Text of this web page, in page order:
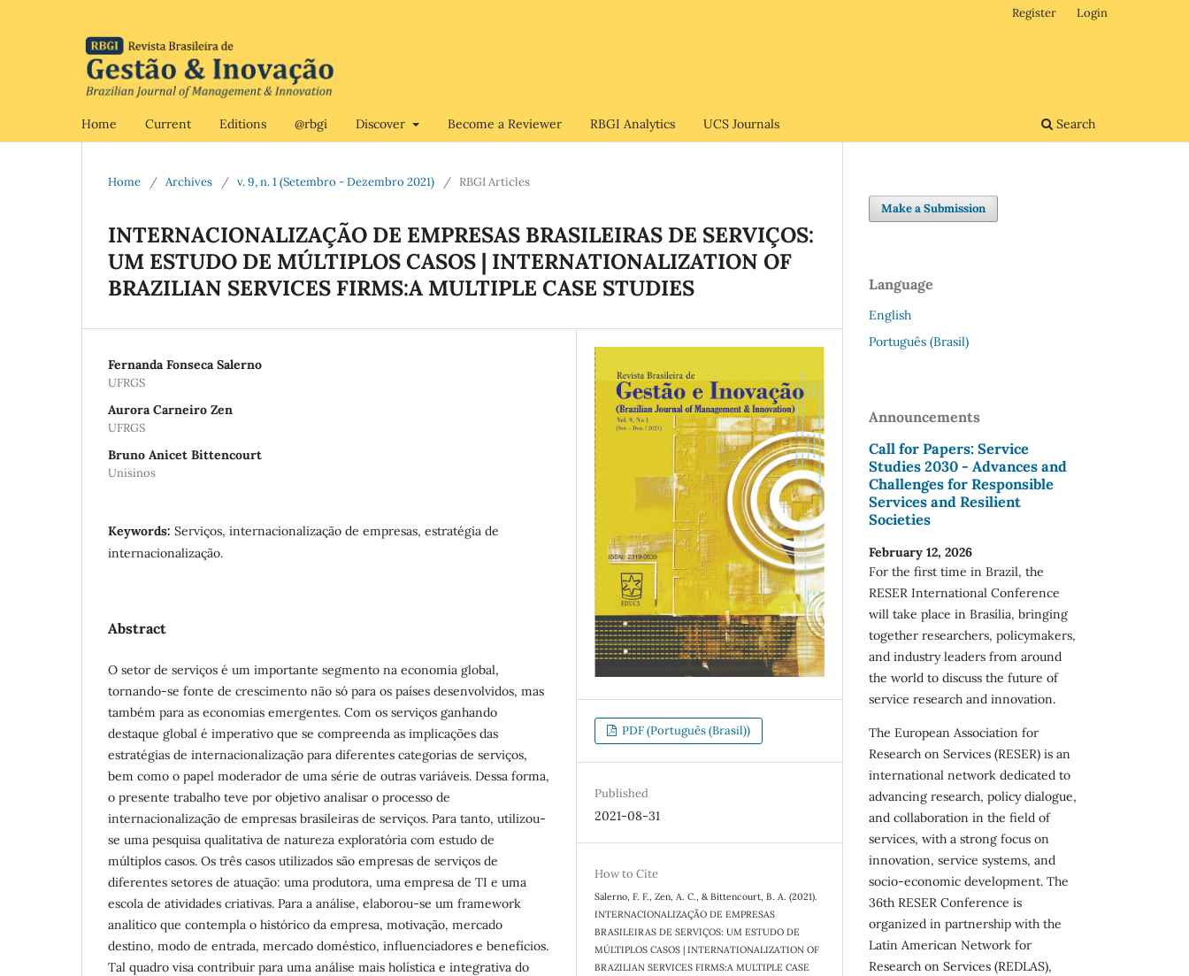
Home Current Editions @rbgi Discover Become a Reviewer RBGI Analytics UCS Journals Search
Register Login
Home / Archives / v. 9, n. 1 (Setembro - Dezembro 2021) / RBGI Articles
INTERNACIONALIZAÇÃO DE EMPRESAS BRASILEIRAS DE SERVIÇOS:
UM ESTUDO DE MÚLTIPLOS CASOS | INTERNATIONALIZATION OF
BRAZILIAN SERVICES FIRMS:A MULTIPLE CASE STUDIES
Fernanda Fonseca Salerno
UFRGS
Aurora Carneiro Zen
UFRGS
Bruno Anicet Bittencourt
Unisinos
Keywords: Serviços, internacionalização de empresas, estratégia de
internacionalização.
Abstract
O setor de serviços é um importante segmento na economia global,
tornando-se fonte de crescimento não só para os países desenvolvidos, mas
também para as economias emergentes. Com os serviços ganhando
destaque global é imperativo que se compreenda as implicações das
estratégias de internacionalização para diferentes categorias de serviços,
bem como o papel moderador de uma série de outras variáveis. Dessa forma,
o presente trabalho teve por objetivo analisar o processo de
internacionalização de empresas brasileiras de serviços. Para tanto, utilizou-
se uma pesquisa qualitativa de natureza exploratória com estudo de
múltiplos casos. Os três casos utilizados são empresas de serviços de
diferentes setores de atuação: uma produtora, uma empresa de TI e uma
escola de atividades criativas. Para a análise, elaborou-se um framework
analítico que contempla o histórico da empresa, motivação, mercado
destino, modo de entrada, mercado doméstico, influenciadores e benefícios.
Tal quadro visa contribuir para uma análise mais holística e integrativa do
PDF (Português (Brasil))
Published
2021-08-31
How to Cite
Salerno, F. F., Zen, A. C., & Bittencourt, B. A. (2021).
INTERNACIONALIZAÇÃO DE EMPRESAS
BRASILEIRAS DE SERVIÇOS: UM ESTUDO DE
MÚLTIPLOS CASOS | INTERNATIONALIZATION OF
BRAZILIAN SERVICES FIRMS:A MULTIPLE CASE
Make a Submission
Language
English
Português (Brasil)
Announcements
Call for Papers: Service
Studies 2030 - Advances and
Challenges for Responsible
Services and Resilient
Societies
February 12, 2026
For the first time in Brazil, the
RESER International Conference
will take place in Brasília, bringing
together researchers, policymakers,
and industry leaders from around
the world to discuss the future of
service research and innovation.
The European Association for
Research on Services (RESER) is an
international network dedicated to
advancing research, policy dialogue,
and collaboration in the field of
services, with a strong focus on
innovation, service systems, and
socio-economic development. The
36th RESER Conference is
organized in partnership with the
Latin American Network for
Research on Services (REDLAS),